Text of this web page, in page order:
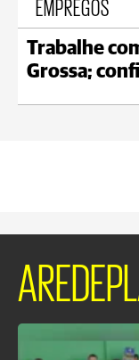
EMPREGOS
Trabalhe
Grossa;